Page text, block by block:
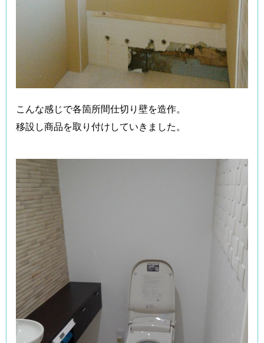
こんな感じで各箇所間仕切り壁を造作。
移設し商品を取り付けしていきました。